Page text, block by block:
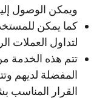
ويمكن الوصول
كما يمكن
لتداول العملات
تتم هذه الخدمة
المفضلة لديهم
القرار المناسب